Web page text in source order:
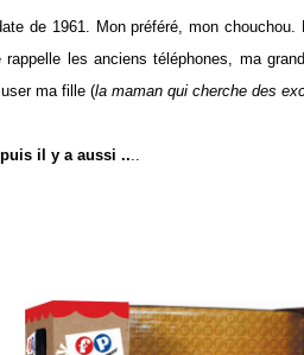
de 1961. Mon préféré, mon
rappelle les anciens téléphones, ma
ma fille (la maman qui cherche des
il y a aussi ..